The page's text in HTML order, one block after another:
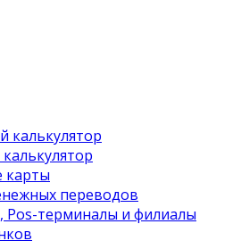
калькулятор
карты
переводов
Pos-терминалы и филиалы